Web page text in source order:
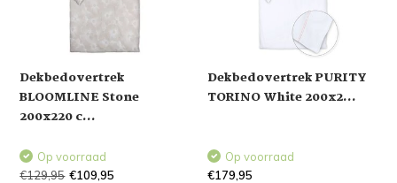
Dekbedovertrek
BLOOMLINE Stone
200x220 c...
Op voorraad
€129,95 €109,95
Dekbedovertrek PURITY
TORINO White 200x2...
Op voorraad
€179,95